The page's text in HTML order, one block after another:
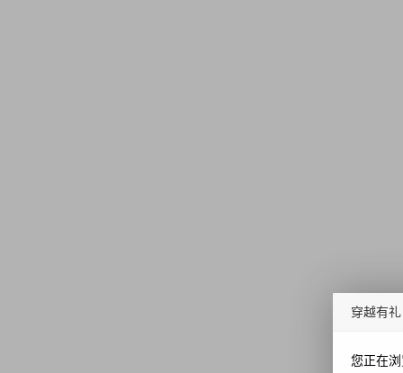
穿越有礼
您正在